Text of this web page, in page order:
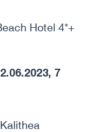
Hotel 4*+
7